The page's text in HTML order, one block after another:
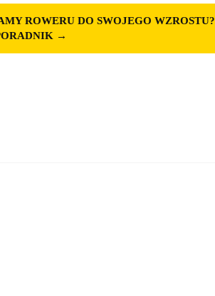
ROWERU DO SWOJEGO WZROSTU?
→